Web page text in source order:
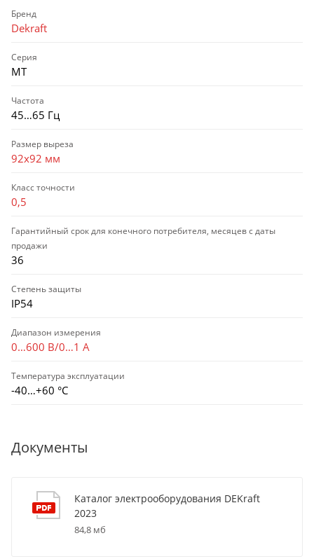
Бренд
Dekraft
Серия
МТ
Частота
45…65 Гц
Размер выреза
92x92 мм
Класс точности
0,5
Гарантийный срок для конечного потребителя, месяцев с даты
продажи
36
Степень защиты
IP54
Диапазон измерения
0…600 В/0…1 А
Температура эксплуатации
-40…+60 °С
Документы
Каталог электрооборудования DEKraft
2023
84,8 мб